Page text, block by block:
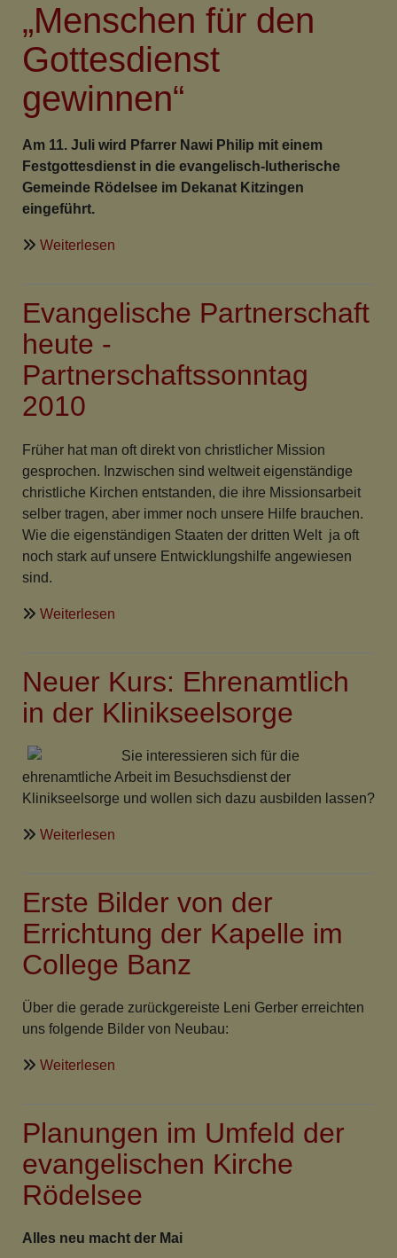
Einführung
„Menschen für den
Gottesdienst
gewinnen“
Am 11. Juli wird Pfarrer Nawi Philip mit einem
Festgottesdienst in die evangelisch-lutherische
Gemeinde Rödelsee im Dekanat Kitzingen
eingeführt.
Weiterlesen
den
Evangelische Partnerschaft
heute -
Partnerschaftssonntag
2010
Früher hat man oft direkt von christlicher Mission
gesprochen. Inzwischen sind weltweit eigenständige
christliche Kirchen entstanden, die ihre Missionsarbeit
selber tragen, aber immer noch unsere Hilfe brauchen.
Wie die eigenständigen Staaten der dritten Welt ja oft
noch stark auf unsere Entwicklungshilfe angewiesen
sind.
Weiterlesen
heute
Partnerschaftssonntag
Neuer Kurs: Ehrenamtlich
in der Klinikseelsorge
Sie interessieren sich für die
ehrenamtliche Arbeit im Besuchsdienst der
Klinikseelsorge und wollen sich dazu ausbilden lassen?
Weiterlesen
Ehrenamtlich
der
Klinikseelsorge
Erste Bilder von der
Errichtung der Kapelle im
College Banz
Über die gerade zurückgereiste Leni Gerber erreichten
uns folgende Bilder von Neubau:
Weiterlesen
von
der
Errichtung
der
im
Planungen im Umfeld der
evangelischen Kirche
Rödelsee
Alles neu macht der Mai